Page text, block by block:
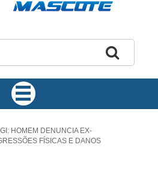
HOMEM DENUNCIA EX-
FÍSICAS E DANOS